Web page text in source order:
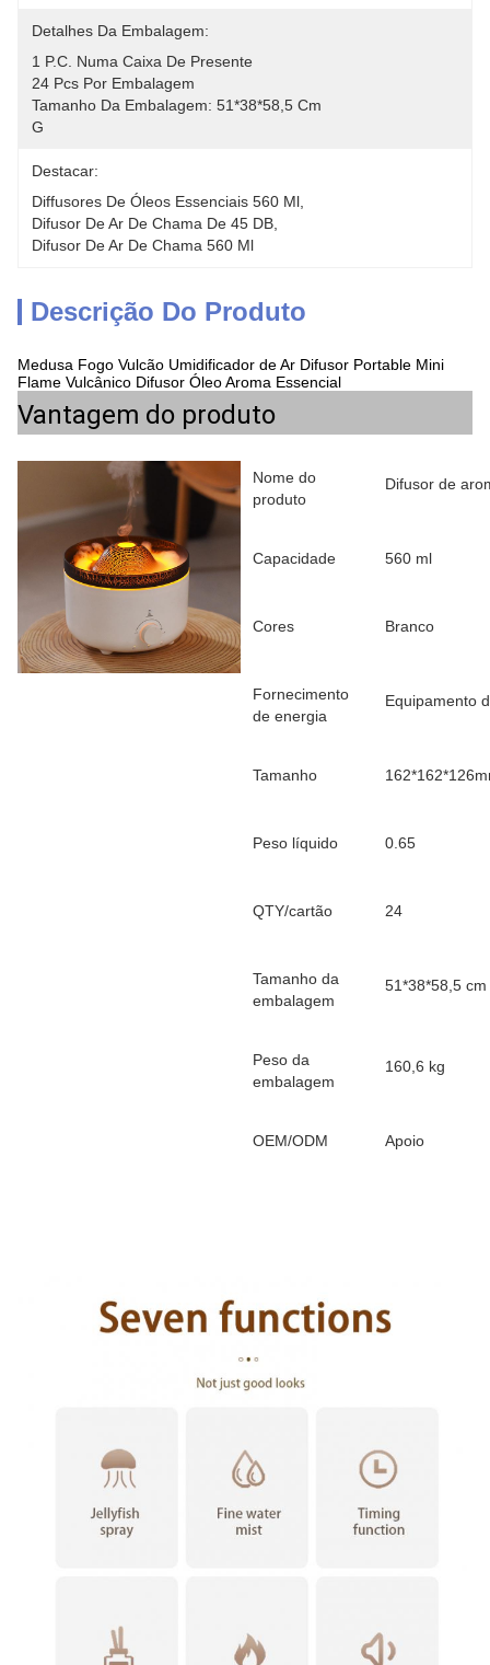
Detalhes Da Embalagem:
1 P.c. Numa Caixa De Presente
24 Pcs Por Embalagem
Tamanho Da Embalagem: 51*38*58,5 Cm
G
Destacar:
Diffusores De Óleos Essenciais 560 Ml
Difusor De Ar De Chama De 45 DB
Difusor De Ar De Chama 560 Ml
Descrição Do Produto
Medusa Fogo Vulcão Umidificador de Ar Difusor Portable Mini
Flame Vulcânico Difusor Óleo Aroma Essencial
Vantagem do produto
Nome do
produto
Difusor de
Capacidade 560 ml
Cores Branco
Fornecimento
de energia
Equipamento
Tamanho
Peso líquido 0.65
QTY/cartão 24
Tamanho da
embalagem
51*38*58,5 cm
Peso da
embalagem
160,6 kg
OEM/ODM Apoio